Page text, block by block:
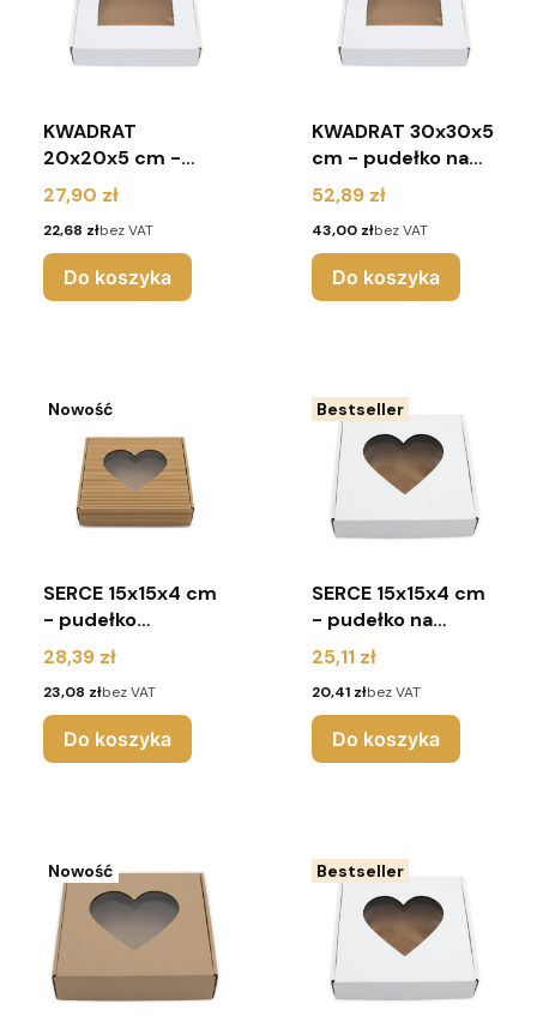
KWADRAT
20x20x5 cm -
pudełko na pierniki
z okienkiem
(pakiet 10 sztuk) -
białe
Cena
27,90 zł
Cena
22,68 złbez VAT
Do koszyka
KWADRAT 30x30x5
cm - pudełko na
pierniki z
okienkiem (pakiet
10 sztuk) - białe
Cena
52,89 zł
Cena
43,00 złbez VAT
Do koszyka
Nowość
SERCE 15x15x4 cm
- pudełko
karbowane na
pierniki z
okienkiem (pakiet
10 sztuk) - brąz
Cena
28,39 zł
Cena
23,08 złbez VAT
Do koszyka
Bestseller
SERCE 15x15x4 cm
- pudełko na
pierniki z
okienkiem (pakiet
10 sztuk) - białe
Cena
25,11 zł
Cena
20,41 złbez VAT
Do koszyka
Nowość Bestseller